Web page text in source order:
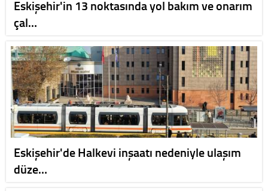
Eskişehir'in 13 noktasında yol bakım ve onarım
çal…
Eskişehir'de Halkevi inşaatı nedeniyle ulaşım
düze…